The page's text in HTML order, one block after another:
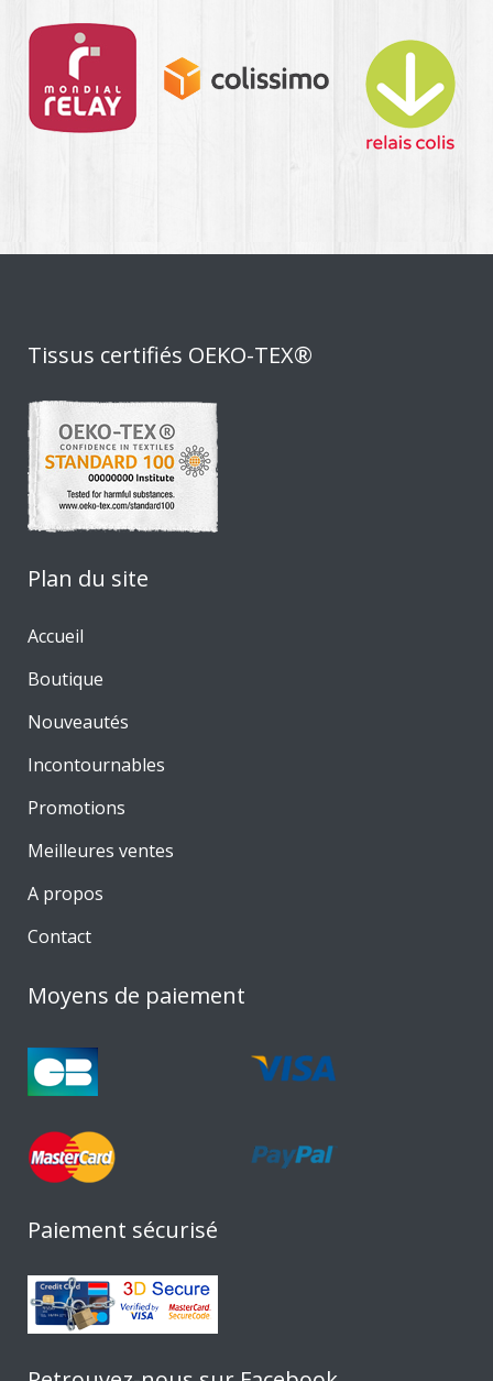
Tissus certifiés OEKO-TEX®
Plan du site
Accueil
Boutique
Nouveautés
Incontournables
Promotions
Meilleures ventes
A propos
Contact
Moyens de paiement
Paiement sécurisé